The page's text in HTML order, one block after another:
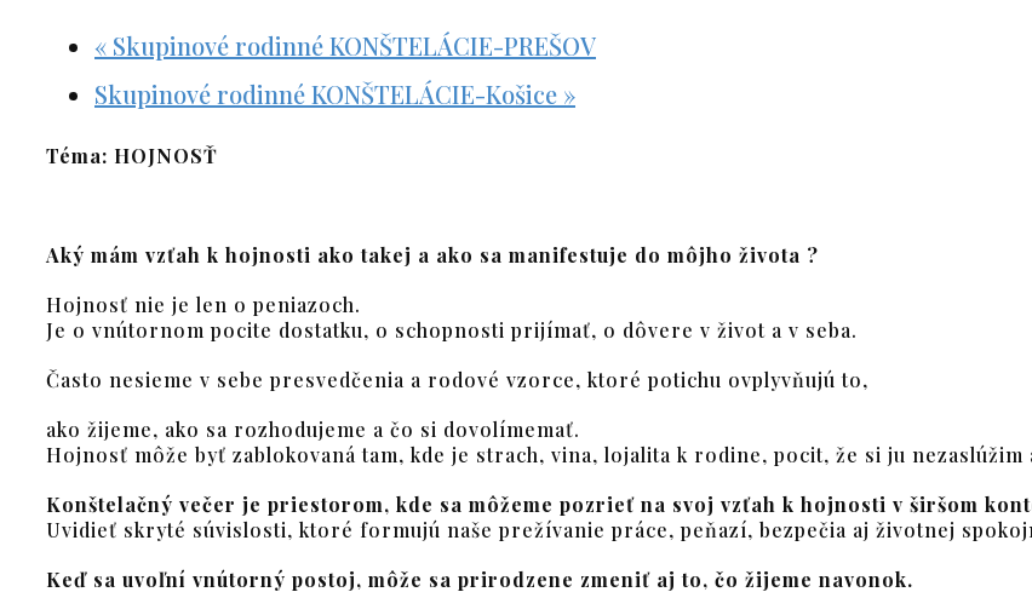
« Skupinové rodinné KONŠTELÁCIE-PREŠOV
Skupinové rodinné KONŠTELÁCIE-Košice »
Téma: HOJNOSŤ
Aký mám vzťah k hojnosti ako takej a ako sa manifestuje do môjho života ?
Hojnosť nie je len o peniazoch.
Je o vnútornom pocite dostatku, o schopnosti prijímať, o dôvere v život a v seba.
Často nesieme v sebe presvedčenia a rodové vzorce, ktoré potichu ovplyvňujú to,
ako žijeme, ako sa rozhodujeme a čo si dovolímemať.
Hojnosť môže byť zablokovaná tam, kde je strach, vina, lojalita k rodine, pocit, že si ju
Konštelačný večer je priestorom, kde sa môžeme pozrieť na svoj vzťah k hojnosti v širšom
Uvidieť skryté súvislosti, ktoré formujú naše prežívanie práce, peňazí, bezpečia aj životnej
Keď sa uvoľní vnútorný postoj, môže sa prirodzene zmeniť aj to, čo žijeme navonok.